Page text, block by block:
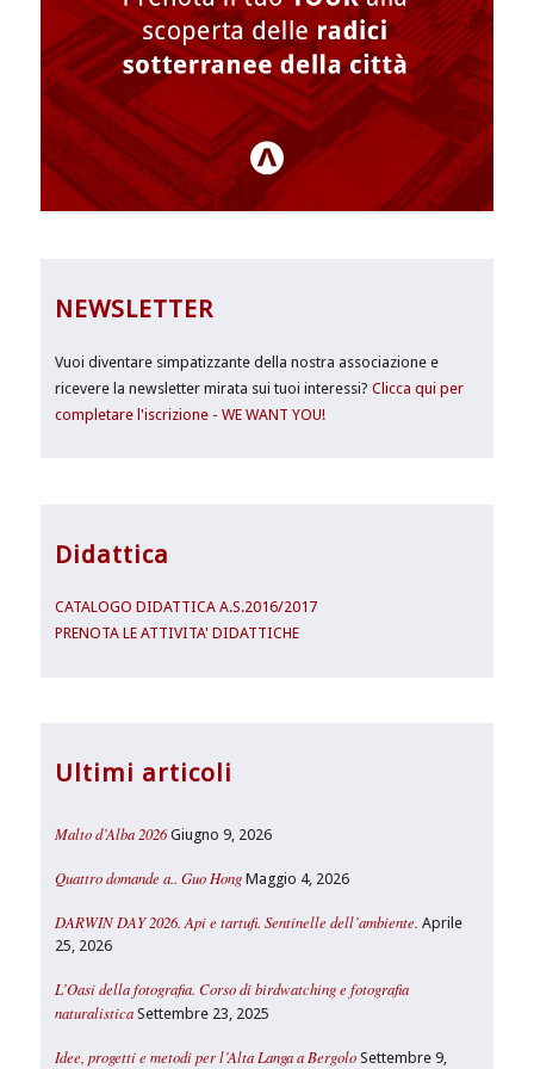
NEWSLETTER
Vuoi diventare simpatizzante della nostra associazione e
ricevere la newsletter mirata sui tuoi interessi?Clicca qui per
completare l'iscrizione - WE WANT YOU!
Didattica
CATALOGO DIDATTICA A.S.2016/2017
PRENOTA LE ATTIVITA' DIDATTICHE
Ultimi articoli
Malto d’Alba 2026 Giugno 9, 2026
Quattro domande a.. Guo Hong Maggio 4, 2026
DARWIN DAY 2026. Api e tartufi. Sentinelle dell’ambiente. Aprile
25, 2026
L’Oasi della fotografia. Corso di birdwatching e fotografia
naturalistica Settembre 23, 2025
Idee, progetti e metodi per l’Alta Langa a Bergolo Settembre 9,